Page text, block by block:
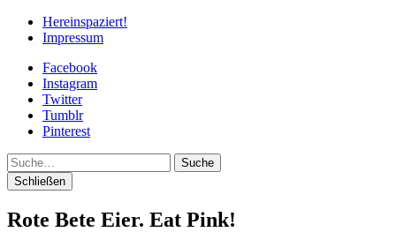
Hereinspaziert!
Impressum
Facebook
Instagram
Twitter
Tumblr
Pinterest
Suche
Schließen
Rote Bete Eier. Eat Pink!